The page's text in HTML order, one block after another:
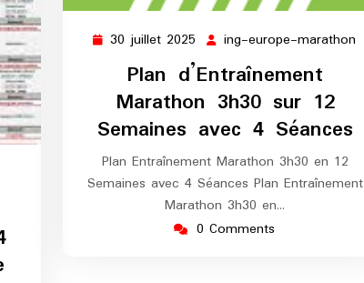
30 juillet 2025 30
juillet
2025
ing-europe-marathon
Plan d’Entraînement
Marathon 3h30 sur 12
Semaines avec 4 Séances
Plan Entraînement Marathon 3h30 en 12
Semaines avec 4 Séances Plan Entraînement
Marathon 3h30 en…
0 Comments